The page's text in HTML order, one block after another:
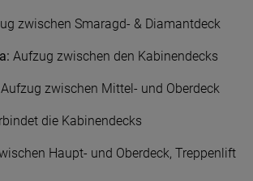
zwischen Smaragd- & Diamantdeck
Aufzug zwischen den Kabinendecks
Aufzug zwischen Mittel- und Oberdeck
die Kabinendecks
Haupt- und Oberdeck, Treppenlift